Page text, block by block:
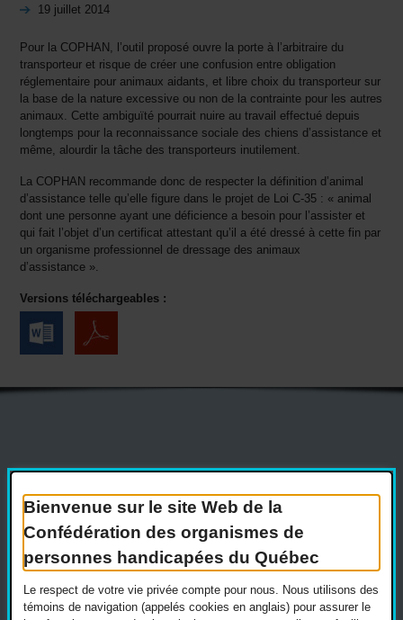
Bienvenue sur le site Web de la
Confédération des organismes de
personnes handicapées du Québec
Le respect de votre vie privée compte pour nous. Nous utilisons des
témoins de navigation (appelés cookies en anglais) pour assurer le
19 juillet 2014
Pour la COPHAN, l’outil proposé ouvre la porte à l’arbitraire du
transporteur et risque de créer une confusion entre obligation
réglementaire pour animaux aidants, et libre choix du transporteur sur
la base de la nature excessive ou non de la contrainte pour les autres
animaux. Cette ambiguïté pourrait nuire au travail effectué depuis
longtemps pour la reconnaissance sociale des chiens d’assistance et
même, alourdir la tâche des transporteurs inutilement.
La COPHAN recommande donc de respecter la définition d’animal
d’assistance telle qu’elle figure dans le projet de Loi C-35 : « animal
dont une personne ayant une déficience a besoin pour l’assister et
qui fait l’objet d’un certificat attestant qu’il a été dressé à cette fin par
un organisme professionnel de dressage des animaux
d’assistance ».
Versions téléchargeables :
Actualités Devenir membre
Nous joindre Nous recrutons
Réseaux sociaux
Guide sur l’accessibilité universelle